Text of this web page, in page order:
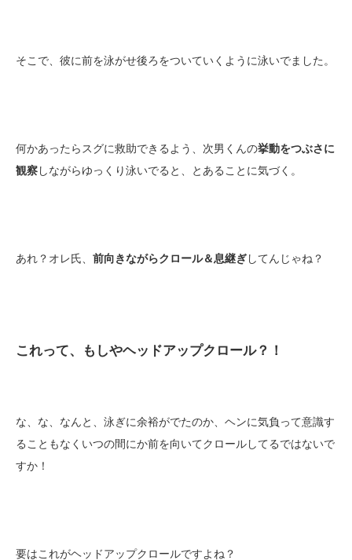
そこで、彼に前を泳がせ後ろをついていくように泳いでました。
何かあったらスグに救助できるよう、次男くんの挙動をつぶさに
観察しながらゆっくり泳いでると、とあることに気づく。
あれ？オレ氏、 前向きながらクロール＆息継ぎしてんじゃね？
これって、もしやヘッドアップクロール？！
な、な、なんと、泳ぎに余裕がでたのか、ヘンに気負って意識す
ることもなくいつの間にか前を向いてクロールしてるではないで
すか！
要はこれがヘッドアップクロールですよね？